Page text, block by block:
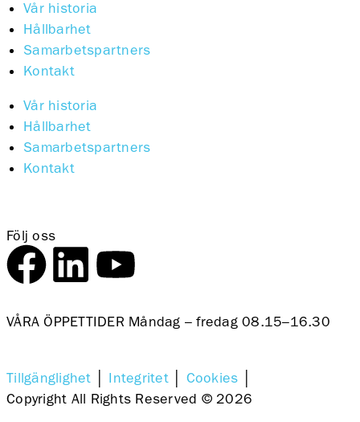
Vår historia
Hållbarhet
Samarbetspartners
Kontakt
Vår historia
Hållbarhet
Samarbetspartners
Kontakt
Följ oss
VÅRA ÖPPETTIDER Måndag – fredag 08.15–16.30
Tillgänglighet Integritet Cookies
Copyright All Rights Reserved © 2026